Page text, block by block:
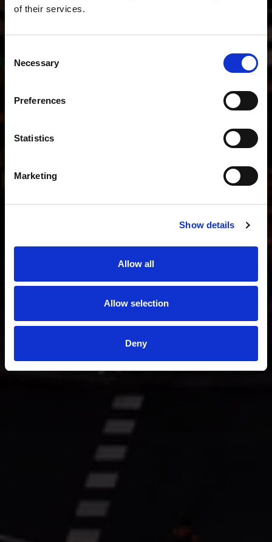
of their services.
Selection
Necessary
Preferences
Statistics
Marketing
Show details
Allow all
Allow selection
Deny